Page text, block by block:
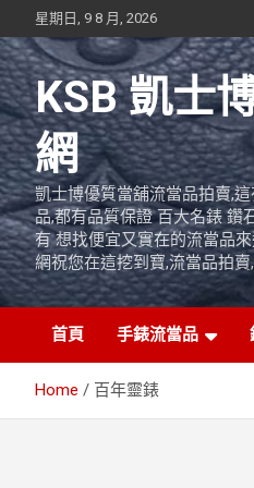
to
content
星期日, 9 8 月, 2026
KSB 凱士
網
凱士博優質當舖流當品拍賣,
品,都有品質保證 百大名錶 鑽
有 想找便宜又實在的流當品
網祝您在這挖到寶,流當品拍
首頁 手錶流當品
Home 百年靈錶